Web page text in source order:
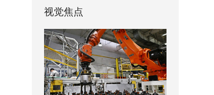
视觉焦点